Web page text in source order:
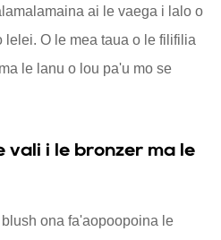
ai le vaega i lalo o
lelei. O le mea taua o le filifilia
le lanu o lou pa'u mo se
vali i le bronzer ma le
ona fa'aopoopoina le